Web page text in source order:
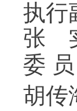
执行
张
委 员
胡传